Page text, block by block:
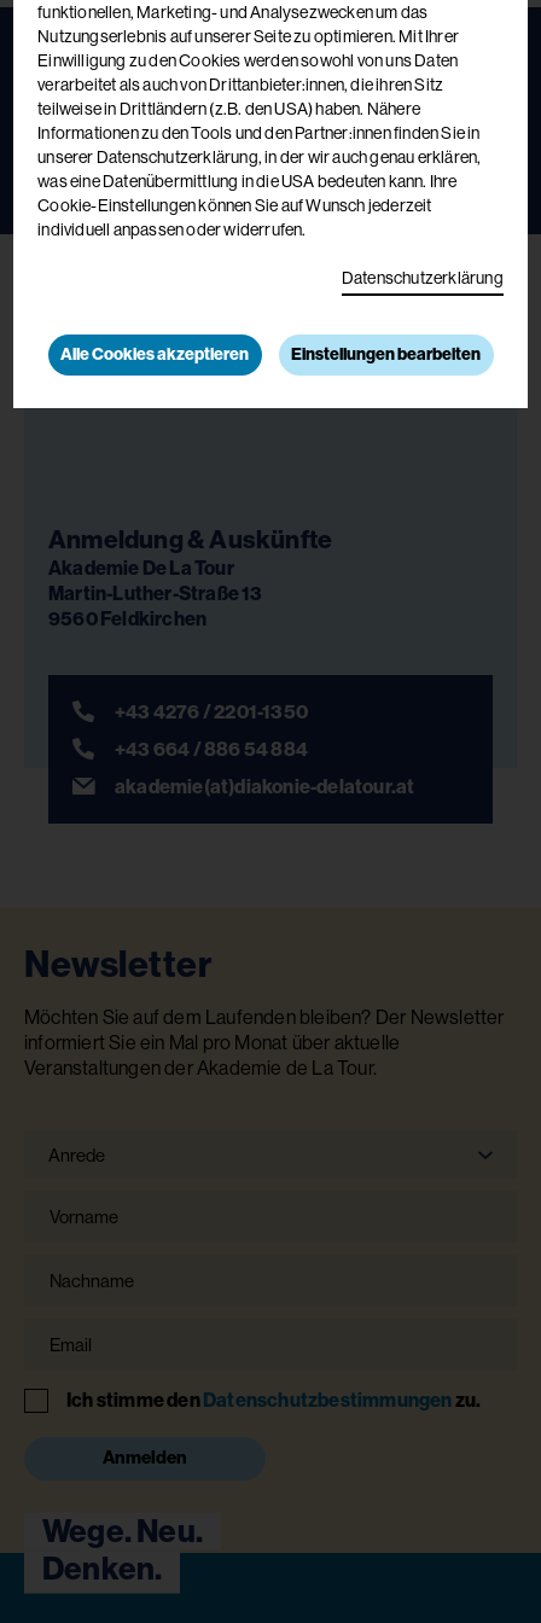
Fortbildungskatalog 2026
Das aktuelle Kursbuch
Jetzt ansehen Jetzt bestellen
Anmeldung & Auskünfte
Akademie De La Tour
Martin-Luther-Straße 13
9560 Feldkirchen
+43 4276 / 2201-1350
+43 664 / 886 54 884
akademie(at)diakonie-delatour.at
Newsletter
Möchten Sie auf dem Laufenden bleiben? Der Newsletter
informiert Sie ein Mal pro Monat über aktuelle
Veranstaltungen der Akademie de La Tour.
Anrede
Anrede
Hinweis
Ich stimme denDatenschutzbestimmungenzu.
Anmelden
Wege. Neu.
Denken.
funktionellen, Marketing- und Analysezwecken um das
Nutzungserlebnis auf unserer Seite zu optimieren. Mit Ihrer
Einwilligung zu den Cookies werden sowohl von uns Daten
verarbeitet als auch von Drittanbieter:innen, die ihren Sitz
teilweise in Drittländern (z.B. den USA) haben. Nähere
Informationen zu den Tools und den Partner:innen finden Sie in
unserer Datenschutzerklärung, in der wir auch genau erklären,
was eine Datenübermittlung in die USA bedeuten kann. Ihre
Cookie-Einstellungen können Sie auf Wunsch jederzeit
individuell anpassen oder widerrufen.
Datenschutzerklärung
Alle Cookies akzeptieren Einstellungen bearbeiten